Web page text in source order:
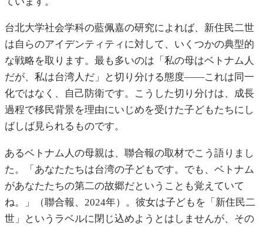
台北大学社会学科の藍佩嘉の研究によれば、新住民二世
は自らのアイデンティティに対して、いくつかの典型的
な戦略を取ります。最も多いのは「私の母はベトナム人
だが、私は台湾人だ」と切り分ける態度——これは同一
化ではなく、自己防衛です。こうした切り分けは、成長
過程で移民背景を理由にいじめを受けた子どもたちにし
ばしば見られるものです。
あるベトナム人の母親は、聯合報の取材でこう語りまし
た。「あなたたちは台湾の子どもです。でも、ベトナム
があなたたちの第二の故郷だということも覚えていて
ね。」（聯合報、2024年）。彼女は子どもを「新住民二
世」というラベルに閉じ込めようとはしませんが、その